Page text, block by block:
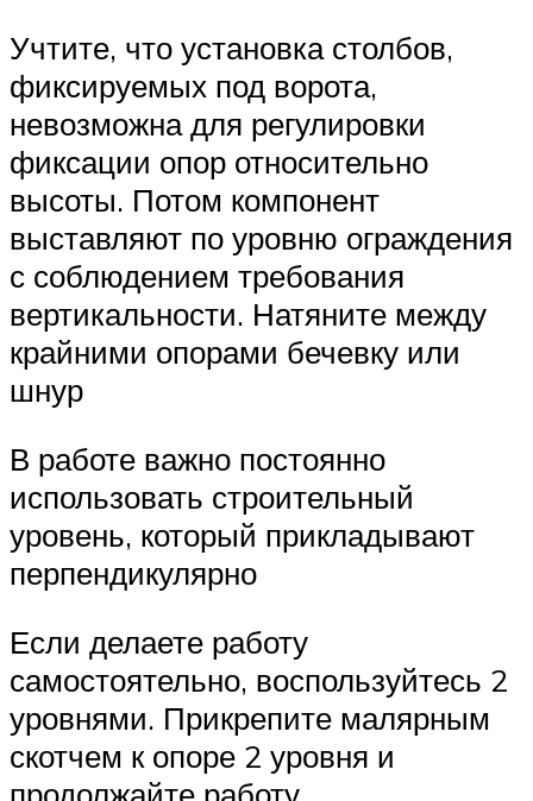
Учтите, что установка столбов,
фиксируемых под ворота,
невозможна для регулировки
фиксации опор относительно
высоты. Потом компонент
выставляют по уровню ограждения
с соблюдением требования
вертикальности. Натяните между
крайними опорами бечевку или
шнур
В работе важно постоянно
использовать строительный
уровень, который прикладывают
перпендикулярно
Если делаете работу
самостоятельно, воспользуйтесь 2
уровнями. Прикрепите малярным
скотчем к опоре 2 уровня и
продолжайте работу.